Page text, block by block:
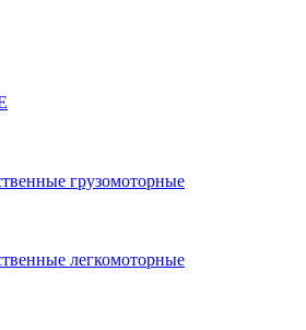
грузомоторные
легкомоторные